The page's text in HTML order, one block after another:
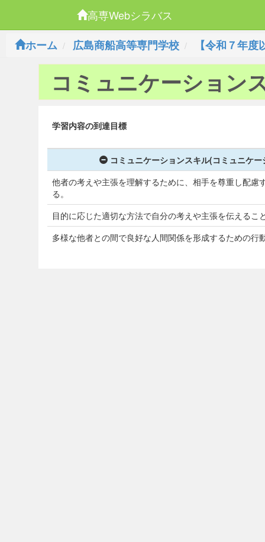
高専Webシラバス
ホーム
広島商船高等専門学校 【令和７年
コミュニケーション
学習内容の到達目標
コミュニケーションスキル(コミュニケ
他者の考えや主張を理解するために、相手を尊重し配慮
る。
目的に応じた適切な方法で自分の考えや主張を伝えるこ
多様な他者との間で良好な人間関係を形成するための行